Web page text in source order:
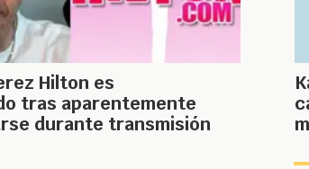
Hilton es
tras aparentemente
durante transmisión